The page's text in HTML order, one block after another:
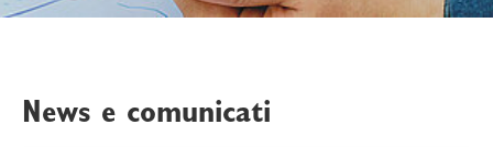
News e comunicati